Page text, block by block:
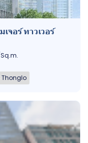
เจอร์ ทาวเวอร์
Thonglo